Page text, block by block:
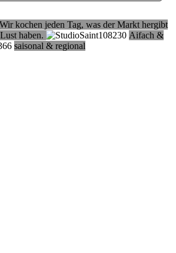
Wir kochen jeden Tag, was der Markt hergibt
haben.
Aifach &
saisonal & regional